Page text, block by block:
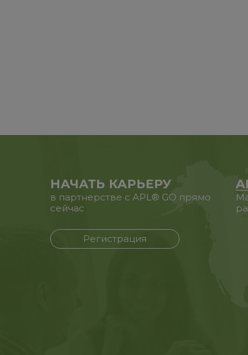
НАЧАТЬ КАРЬЕРУ
в партнерстве с APL® GO прямо
сейчас
Регистрация